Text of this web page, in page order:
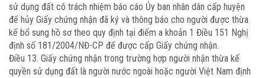
sử dụng đất có trách nhiệm báo cáo Ủy ban nhân dân cấp huyện
để hủy Giấy chứng nhận đã ký và thông báo cho người được thừa
kế bổ sung hồ sơ theo quy định tại điểm a khoản 1 Điều 151 Nghị
định số 181/2004/NĐ-CP để được cấp Giấy chứng nhận.
Điều 13. Giấy chứng nhận trong trường hợp người nhận thừa kế
quyền sử dụng đất là người nước ngoài hoặc người Việt Nam định